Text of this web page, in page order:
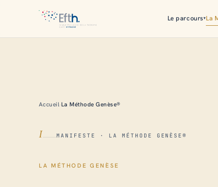
Le parcours▾La
Accueil La Méthode Genèse®
I MANIFESTE · LA MÉTHODE GENÈSE®
LA MÉTHODE GENÈSE